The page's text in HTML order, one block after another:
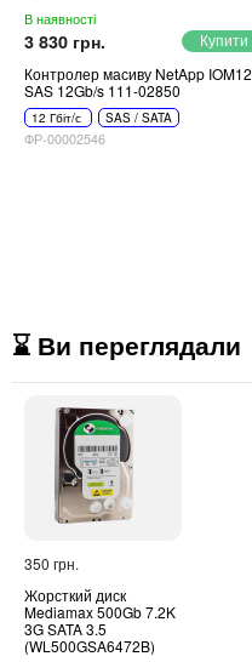
В наявності
3 830 грн.
Контролер масиву NetApp IOM12
SAS 12Gb/s 111-02850
12 Гбіт/с SAS / SATA
ФР-00002546
⌛ Ви переглядали
350 грн.
Жорсткий диск
Mediamax 500Gb 7.2K
3G SATA 3.5
(WL500GSA6472B)